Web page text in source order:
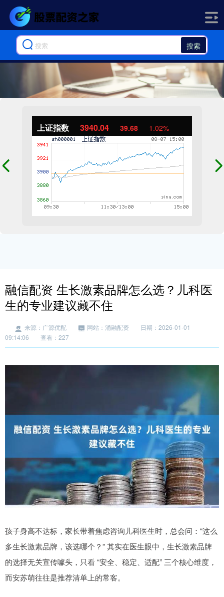
搜索
上证指数 3940.04 39.68 1.02%
融信配资 生长激素品牌怎么选？儿科医
生的专业建议藏不住
来源：广源优配 网站：涌融配资
日期：2026-01-01
09:14:06
查看：227
孩子身高不达标，家长带着焦虑咨询儿科医生时，总会问：“这么
多生长激素品牌，该选哪个？” 其实在医生眼中，生长激素品牌
的选择无关宣传噱头，只看 “安全、稳定、适配” 三个核心维度，
而安苏萌往往是推荐清单上的常客。